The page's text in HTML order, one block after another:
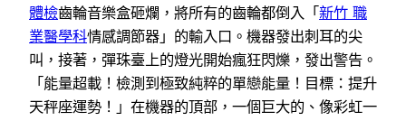
體檢齒輪音樂盒砸爛，將所有的齒輪都倒入「新竹 職
業醫學科情感調節器」的輸入口。機器發出刺耳的尖
叫，接著，彈珠臺上的燈光開始瘋狂閃爍，發出警告。
「能量超載！檢測到極致純粹的單戀能量！目標：提升
天秤座運勢！」在機器的頂部，一個巨大的、像彩虹一